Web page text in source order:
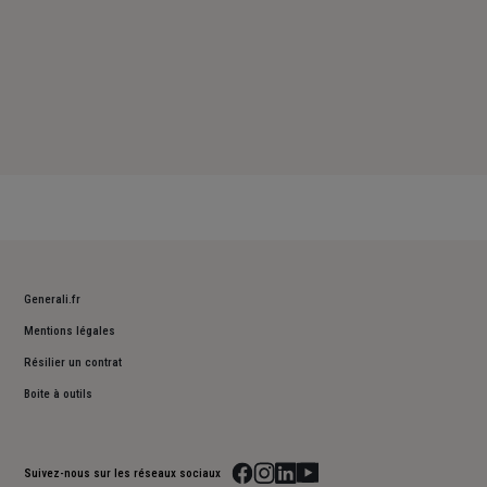
Generali.fr
Mentions légales
Résilier un contrat
Boite à outils
Suivez-nous sur les réseaux sociaux